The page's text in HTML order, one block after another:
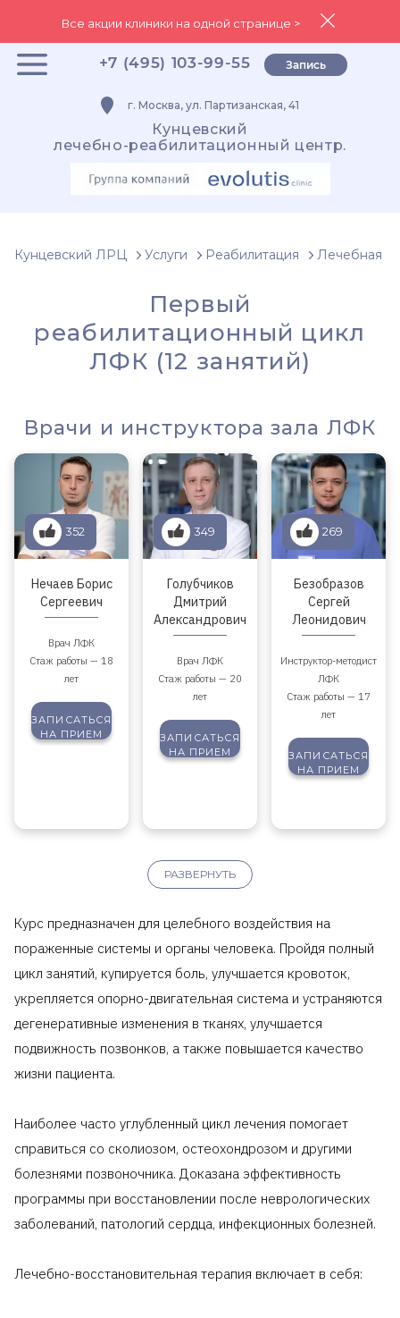
Все акции клиники на одной странице >
+7 (495) 103-99-55 Запись
г. Москва, ул. Партизанская, 41
Кунцевский
лечебно-реабилитационный центр.
Кунцевский ЛРЦ Услуги Реабилитация Лечебная
Первый
реабилитационный цикл
ЛФК (12 занятий)
Врачи и инструктора зала ЛФК
352
Нечаев Борис
Сергеевич
Врач ЛФК
Стаж работы — 18
лет
ЗАПИСАТЬСЯ
НА ПРИЕМ
349
Голубчиков
Дмитрий
Александрович
Врач ЛФК
Стаж работы — 20
лет
ЗАПИСАТЬСЯ
НА ПРИЕМ
269
Безобразов
Сергей
Леонидович
Инструктор-методист
ЛФК
Стаж работы — 17
лет
ЗАПИСАТЬСЯ
НА ПРИЕМ
РАЗВЕРНУТЬ
Курс предназначен для целебного воздействия на
пораженные системы и органы человека. Пройдя полный
цикл занятий, купируется боль, улучшается кровоток,
укрепляется опорно-двигательная система и устраняются
дегенеративные изменения в тканях, улучшается
подвижность позвонков, а также повышается качество
жизни пациента.
Наиболее часто углубленный цикл лечения помогает
справиться со сколиозом, остеохондрозом и другими
болезнями позвоночника. Доказана эффективность
программы при восстановлении после неврологических
заболеваний, патологий сердца, инфекционных болезней.
Лечебно-восстановительная терапия включает в себя: